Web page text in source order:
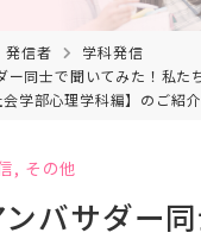
発信者
学科発信
同士で聞いてみた！私た
学部心理学科編】のご紹介
, その他
バサダー